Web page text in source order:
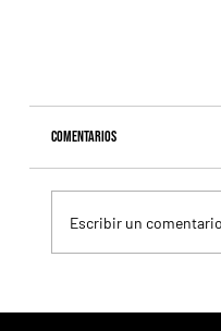
Comentarios
Escribir un